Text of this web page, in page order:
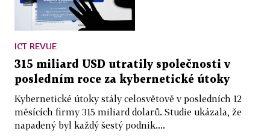
ICT REVUE
315 miliard USD utratily společnosti v
posledním roce za kybernetické útoky
Kybernetické útoky stály celosvětově v posledních 12
měsících firmy 315 miliard dolarů. Studie ukázala, že
napadený byl každý šestý podnik....